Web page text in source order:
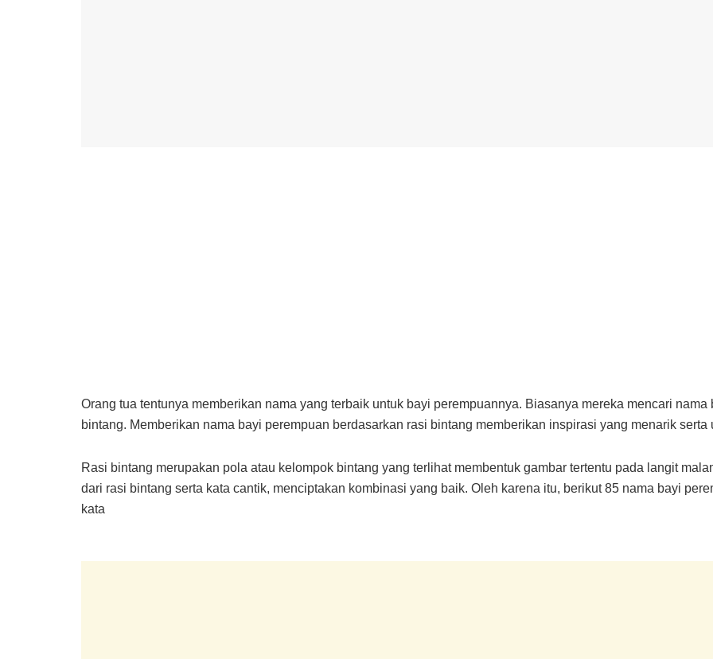
Orang tua tentunya memberikan nama yang terbaik untuk bayi perempuannya. Biasanya mereka mencari
bintang. Memberikan nama bayi perempuan berdasarkan rasi bintang memberikan inspirasi yang menarik serta
Rasi bintang merupakan pola atau kelompok bintang yang terlihat membentuk gambar tertentu pada langit
dari rasi bintang serta kata cantik, menciptakan kombinasi yang baik. Oleh karena itu, berikut 85 nama bayi
kata